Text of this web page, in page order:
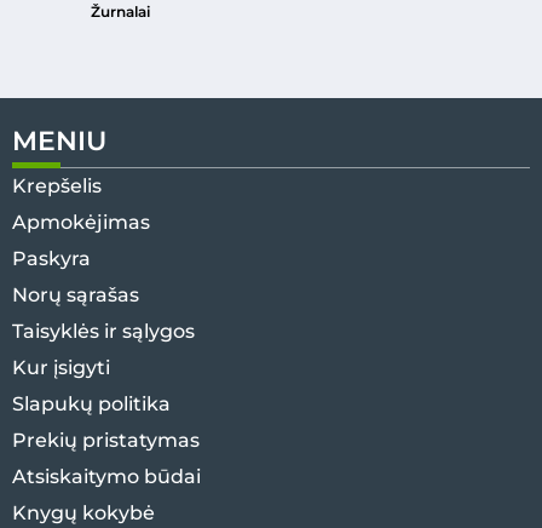
Žurnalai
MENIU
Krepšelis
Apmokėjimas
Paskyra
Norų sąrašas
Taisyklės ir sąlygos
Kur įsigyti
Slapukų politika
Prekių pristatymas
Atsiskaitymo būdai
Knygų kokybė